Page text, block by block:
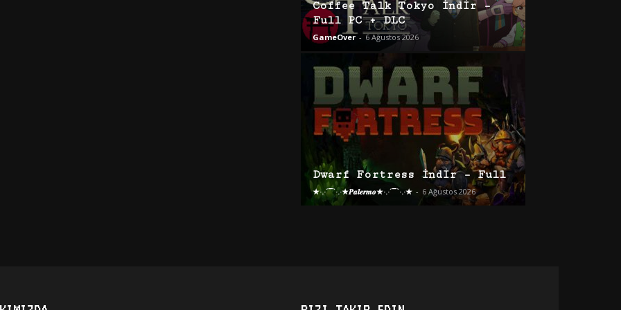
Coffee Talk Tokyo İndir –
Full PC + DLC
GameOver - 6 Ağustos 2026
Dwarf Fortress İndir – Full
★·.·´¯`·.·★𝑷𝒂𝒍𝒆𝒓𝒎𝒐★·.·´¯`·.·★ - 6 Ağustos 2026